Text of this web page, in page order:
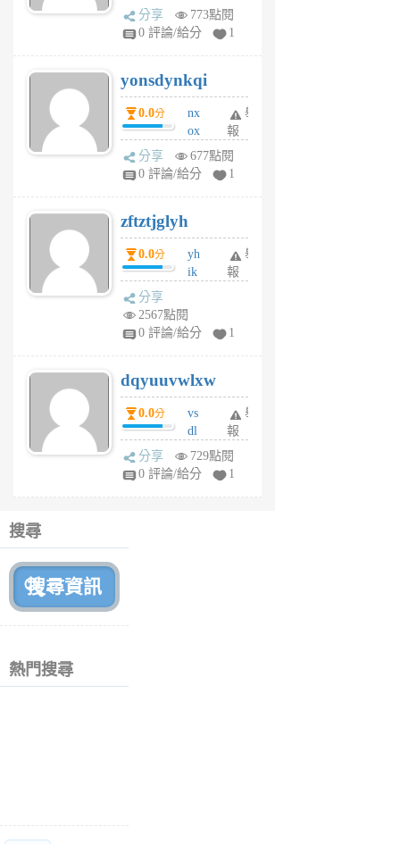
wt
sv
6
個
月
前
分享
773點閱
0 評論/給分
1
yonsdynkqi
0.0分
nx
ox
rh
pe
月
前
舉
報
分享
677點閱
0 評論/給分
1
zftztjglyh
0.0分
yh
ik
tu
6
個
月
前
舉
報
分享
2567點閱
0 評論/給分
1
dqyuuvwlxw
0.0分
vs
dl
sq
fy
舉
報
分享
729點閱
0 評論/給分
1
搜尋
熱門搜尋